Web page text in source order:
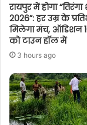
रायपुर में होगा
2026”: हर उम्र के
मिलेगा मंच, ऑडिशन
को टाउन हॉल में
3 hours ago